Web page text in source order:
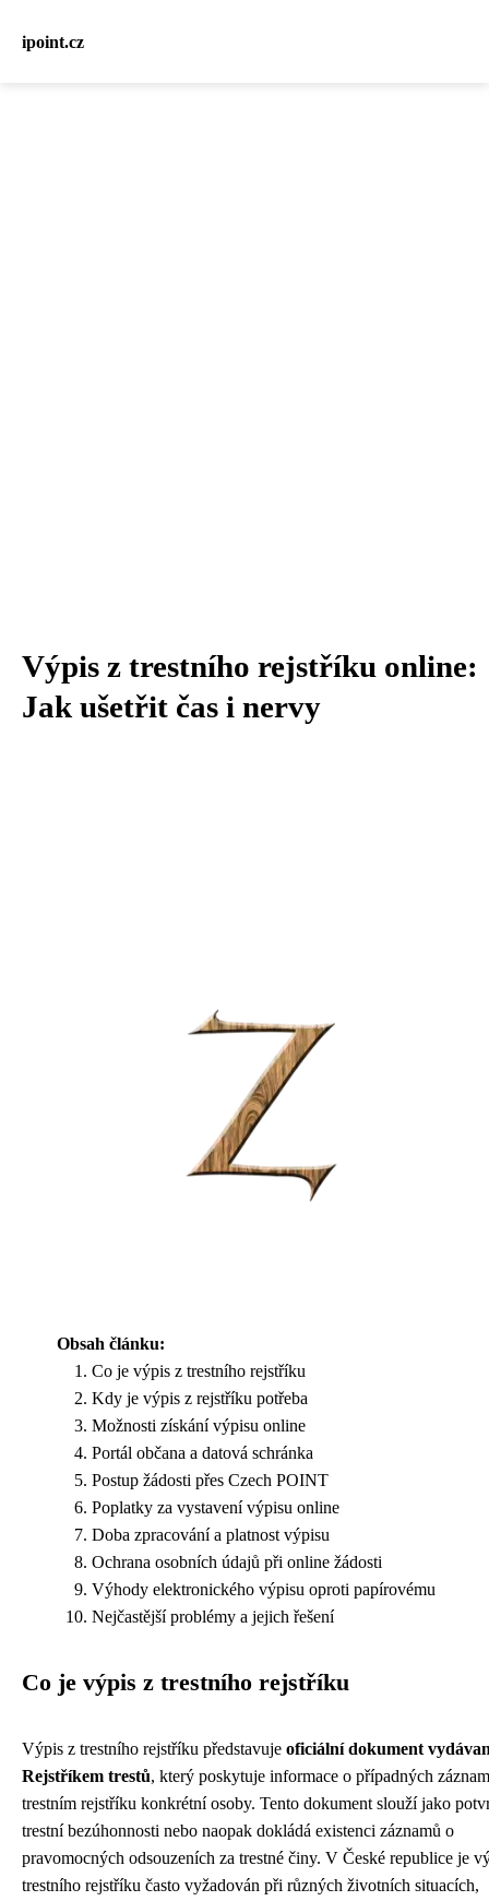
ipoint.cz
Výpis z trestního rejstříku online:
Jak ušetřit čas i nervy
Obsah článku:
Co je výpis z trestního rejstříku
Kdy je výpis z rejstříku potřeba
Možnosti získání výpisu online
Portál občana a datová schránka
Postup žádosti přes Czech POINT
Poplatky za vystavení výpisu online
Doba zpracování a platnost výpisu
Ochrana osobních údajů při online žádosti
Výhody elektronického výpisu oproti papírovému
Nejčastější problémy a jejich řešení
Co je výpis z trestního rejstříku
Výpis z trestního rejstříku představuje oficiální dokument
Rejstříkem trestů, který poskytuje informace o případných
trestním rejstříku konkrétní osoby. Tento dokument slouží jako
trestní bezúhonnosti nebo naopak dokládá existenci záznamů o
pravomocných odsouzeních za trestné činy. V České republice je
trestního rejstříku často vyžadován při různých životních situacích,